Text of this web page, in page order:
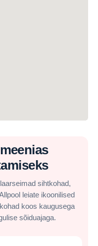
sihtkohad,
leiate ikoonilised
koos kaugusega
sõiduajaga.